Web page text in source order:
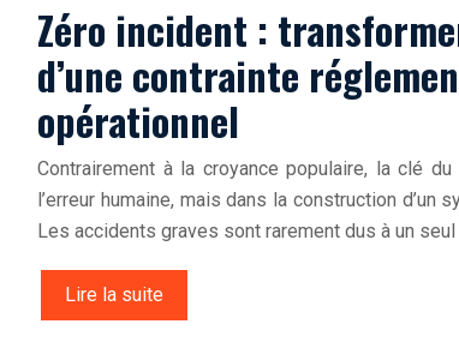
Zéro incident :
d’une contrainte
opérationnel
Contrairement à la croyance populaire, la clé
l’erreur humaine, mais dans la construction d’un
Les accidents graves sont rarement dus à un
Lire la suite